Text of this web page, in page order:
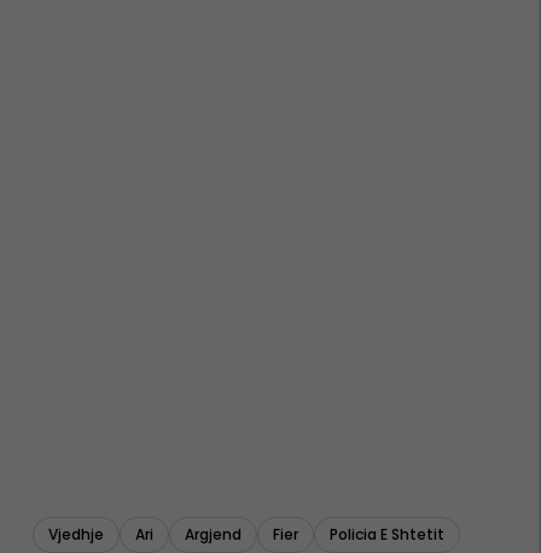
Vjedhje Ari Argjend Fier
Policia E Shtetit